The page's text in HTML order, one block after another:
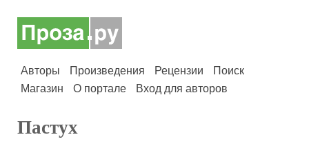
Авторы Произведения Рецензии
Поиск
Магазин
О портале Вход для авторов
Пастух